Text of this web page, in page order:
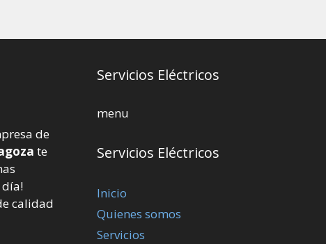
de
te
calidad
Servicios Eléctricos
menu
Servicios Eléctricos
Inicio
Quienes somos
Servicios